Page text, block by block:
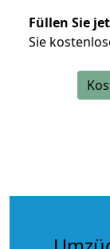
Füllen Sie
Sie